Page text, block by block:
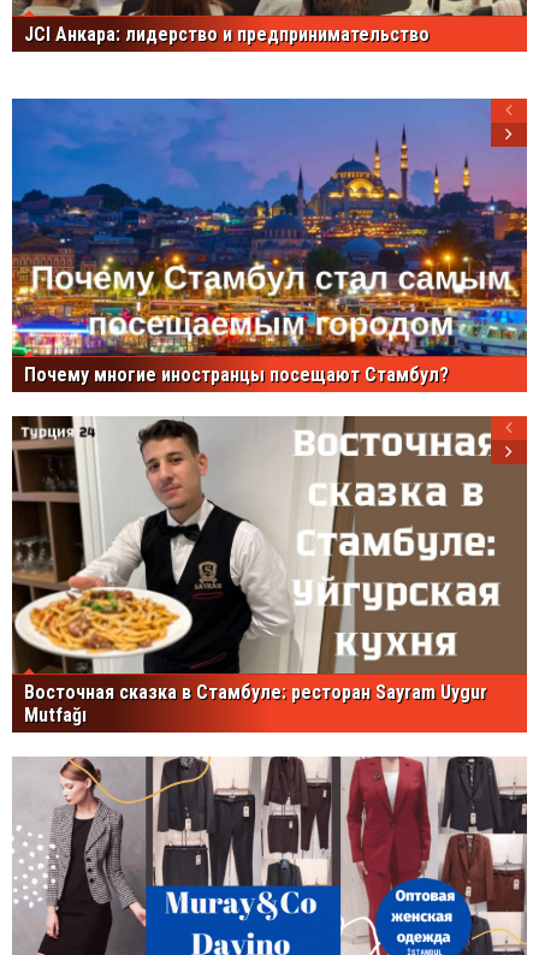
JCI Анкара: лидерство и предпринимательство
Почему многие иностранцы посещают Стамбул?
Восточная сказка в Стамбуле: ресторан Sayram Uygur
Mutfağı